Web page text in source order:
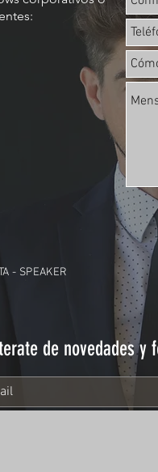
- SPEAKER
de novedades y